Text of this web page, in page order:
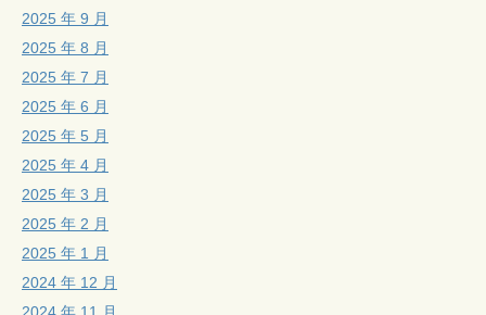
2025 年 9 月
2025 年 8 月
2025 年 7 月
2025 年 6 月
2025 年 5 月
2025 年 4 月
2025 年 3 月
2025 年 2 月
2025 年 1 月
2024 年 12 月